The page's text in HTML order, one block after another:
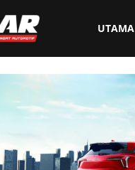
Motoqar UTAMA